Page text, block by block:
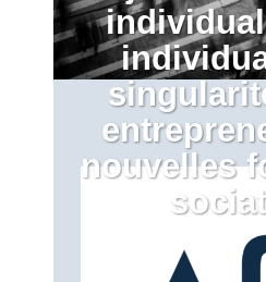
nouvelles